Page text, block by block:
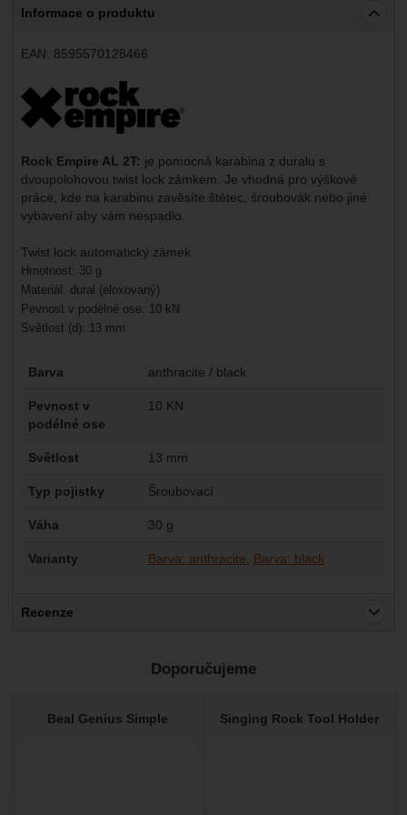
Informace o produktu
EAN: 8595570128466
Výrobce:
Rock Empire AL 2T: je pomocná karabina z duralu s
dvoupolohovou twist lock zámkem. Je vhodná pro výškové
práce, kde na karabinu zavěsíte štětec, šroubovák nebo jiné
vybavení aby vám nespadlo.
Twist lock automatický zámek
Hmotnost: 30 g
Materiál: dural (eloxovaný)
Pevnost v podélné ose: 10 kN
Světlost (d): 13 mm
Parametry
Barva anthracite / black
Pevnost v
podélné ose
10 KN
Světlost 13 mm
Typ pojistky Šroubovací
Váha 30 g
Varianty Barva: anthracite Barva: black
Recenze
Nebyla přidána žádná recenze.
Doporučujeme
Beal Genius Simple Singing Rock Tool Holder